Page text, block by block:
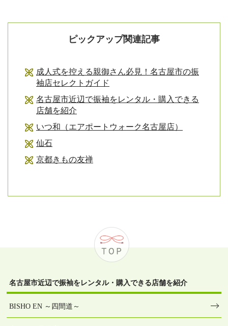
ピックアップ関連記事
成人式を控える親御さん必見！名古屋市の振
袖店セレクトガイド
名古屋市近辺で振袖をレンタル・購入できる
店舗を紹介
いつ和（エアポートウォーク名古屋店）
仙石
京都きもの友禅
名古屋市近辺で振袖をレンタル・購入できる店舗を紹介
BISHO EN ～四間道～